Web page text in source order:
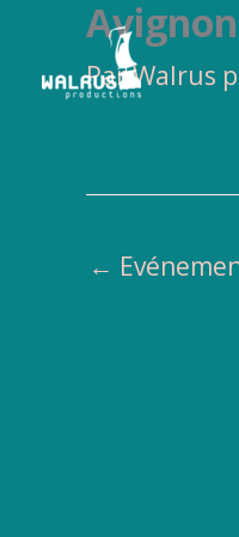
contenu
ParWalrus
←